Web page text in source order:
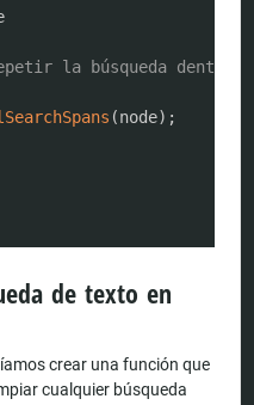
la búsqueda dentro
(node) ;
de texto en
crear una función que
cualquier búsqueda